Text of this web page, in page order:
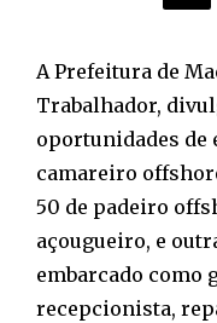
A Prefeitura de
Trabalhador,
oportunidades de
camareiro
50 de padeiro
açougueiro, e
embarcado como
recepcionista,